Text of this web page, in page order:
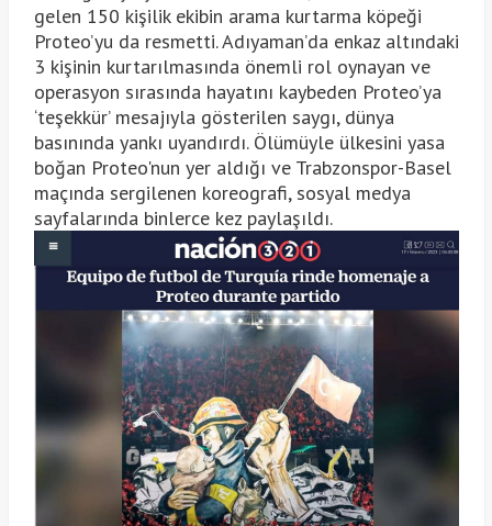
gelen 150 kişilik ekibin arama kurtarma köpeği
Proteo’yu da resmetti. Adıyaman’da enkaz altındaki
3 kişinin kurtarılmasında önemli rol oynayan ve
operasyon sırasında hayatını kaybeden Proteo’ya
‘teşekkür’ mesajıyla gösterilen saygı, dünya
basınında yankı uyandırdı. Ölümüyle ülkesini yasa
boğan Proteo'nun yer aldığı ve Trabzonspor-Basel
maçında sergilenen koreografi, sosyal medya
sayfalarında binlerce kez paylaşıldı.